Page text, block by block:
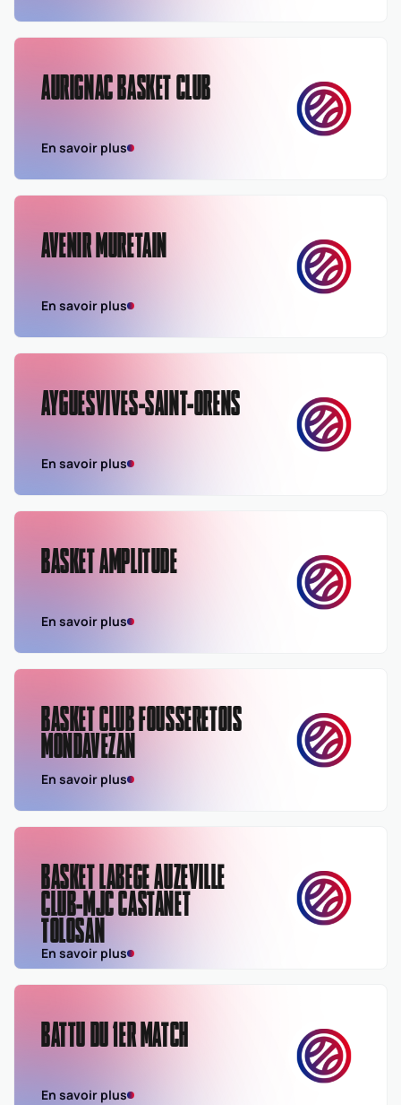
AURIGNAC BASKET CLUB
En savoir plus
AVENIR MURETAIN
En savoir plus
AYGUESVIVES-SAINT-ORENS
En savoir plus
BASKET AMPLITUDE
En savoir plus
BASKET CLUB FOUSSERETOIS
MONDAVEZAN
En savoir plus
BASKET LABEGE AUZEVILLE
CLUB-MJC CASTANET
TOLOSAN
En savoir plus
BATTU DU 1ER MATCH
En savoir plus